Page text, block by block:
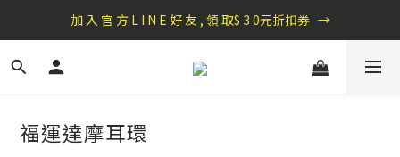
盛夏祭典：全館滿1000折100，滿2000贈『自粘式多功能包巾』
加 入 官 方 L I N E 好 友 , 領 取$ 3 0元折扣券   →
盛夏祭典：全館滿1000折100，滿2000贈『自粘式多功能包巾』
福運達摩耳環